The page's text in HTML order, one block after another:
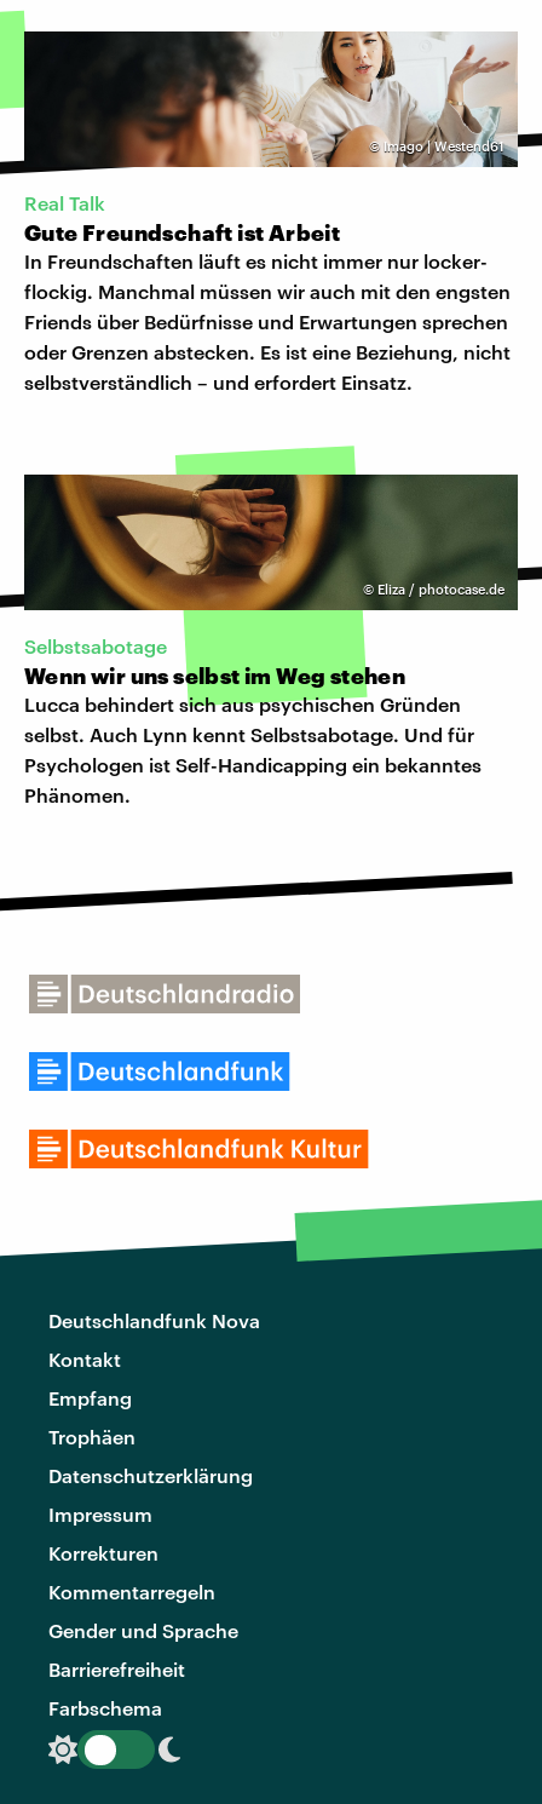
© Imago | Westend61
Real Talk
Gute Freundschaft ist Arbeit
In Freundschaften läuft es nicht immer nur locker-
flockig. Manchmal müssen wir auch mit den engsten
Friends über Bedürfnisse und Erwartungen sprechen
oder Grenzen abstecken. Es ist eine Beziehung, nicht
selbstverständlich – und erfordert Einsatz.
© Eliza / photocase.de
Selbstsabotage
Wenn wir uns selbst im Weg stehen
Lucca behindert sich aus psychischen Gründen
selbst. Auch Lynn kennt Selbstsabotage. Und für
Psychologen ist Self-Handicapping ein bekanntes
Phänomen.
Deutschlandfunk Nova
Kontakt
Empfang
Trophäen
Datenschutzerklärung
Impressum
Korrekturen
Kommentarregeln
Gender und Sprache
Barrierefreiheit
Farbschema